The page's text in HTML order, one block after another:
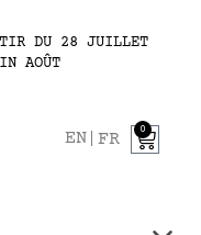
DU 28 JUILLET
AOÛT
EN FR
0